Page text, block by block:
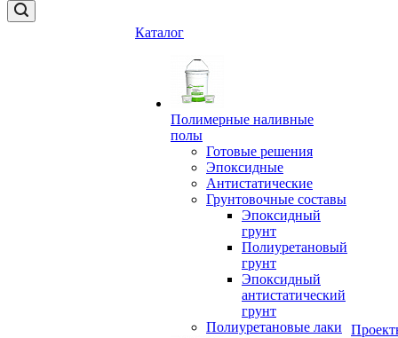
Каталог
Полимерные наливные
полы
Готовые решения
Эпоксидные
Антистатические
Грунтовочные составы
Эпоксидный
грунт
Полиуретановый
грунт
Эпоксидный
антистатический
грунт
Полиуретановые лаки